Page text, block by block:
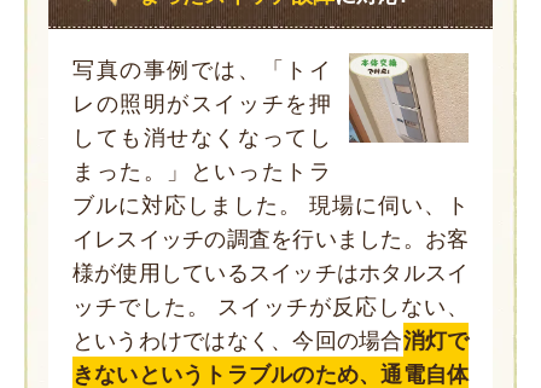
写真の事例では、「トイ
レの照明がスイッチを押
しても消せなくなってし
まった。」といったトラ
ブルに対応しました。 現場に伺い、ト
イレスイッチの調査を行いました。お客
様が使用しているスイッチはホタルスイ
ッチでした。 スイッチが反応しない、
というわけではなく、今回の場合消灯で
きないというトラブルのため、通電自体